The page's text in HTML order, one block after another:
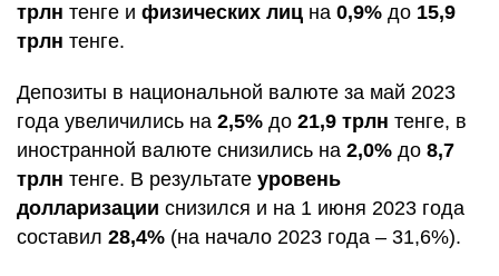
трлн тенге и физических лиц на 0,9% до 15,9
трлн тенге.
Депозиты в национальной валюте за май 2023
года увеличились на 2,5% до 21,9 трлн тенге, в
иностранной валюте снизились на 2,0% до 8,7
трлн тенге. В результате уровень
долларизации снизился и на 1 июня 2023 года
составил 28,4% (на начало 2023 года – 31,6%).